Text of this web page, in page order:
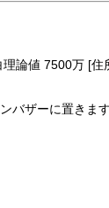
論値 7500万 [
バザーに置きます